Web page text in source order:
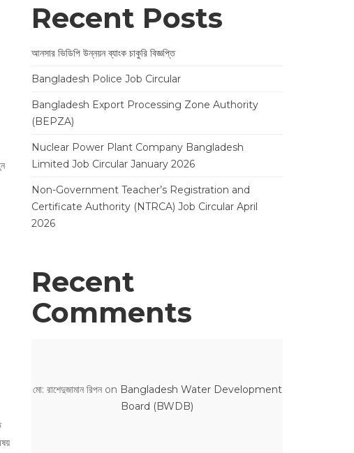
Recent Posts
আনসার ভিডিপি উন্নয়ন ব্যাংক চাকুরি বিজ্ঞপ্তি
Bangladesh Police Job Circular
Bangladesh Export Processing Zone Authority
(BEPZA)
Nuclear Power Plant Company Bangladesh
Limited Job Circular January 2026
Non-Government Teacher’s Registration and
Certificate Authority (NTRCA) Job Circular April
2026
Recent
Comments
মো: রাশেদুজামান রিপনon Bangladesh Water Development
Board (BWDB)